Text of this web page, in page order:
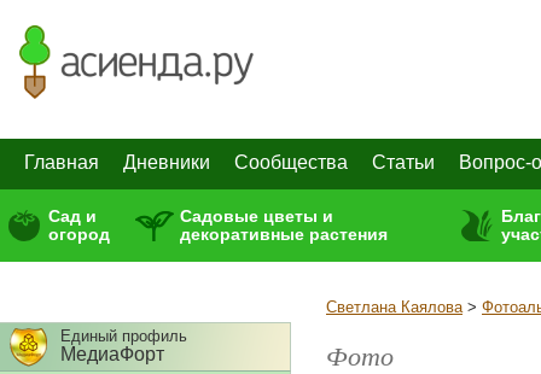
Главная Дневники Сообщества Статьи Вопрос-
Сад и
огород
Садовые цветы и
декоративные растения
Светлана Каялова>
Фото
Единый профиль
МедиаФорт